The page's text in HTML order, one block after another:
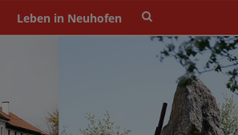
Leben in Neuhofen
Site
toggle